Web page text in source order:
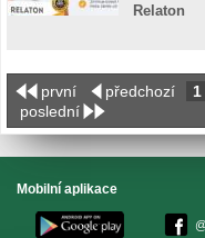
Relaton
první předchozí 1
poslední
Mobilní aplikace